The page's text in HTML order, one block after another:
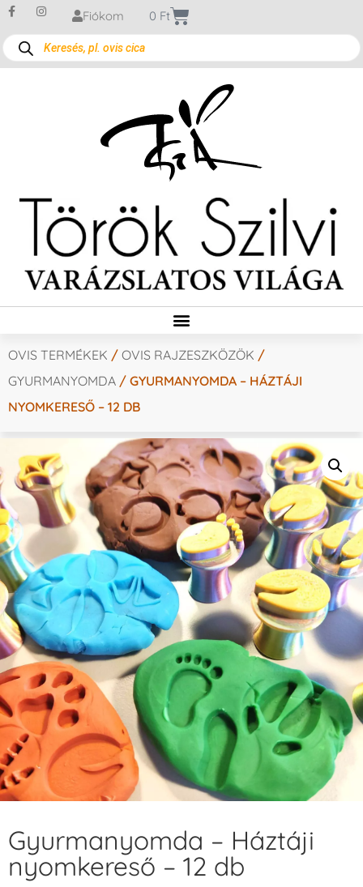
Fiókom 0 Ft
OVIS TERMÉKEK / OVIS RAJZESZKÖZÖK /
GYURMANYOMDA / GYURMANYOMDA – HÁZTÁJI
NYOMKERESŐ – 12 DB
Gyurmanyomda – Háztáji
nyomkereső – 12 db